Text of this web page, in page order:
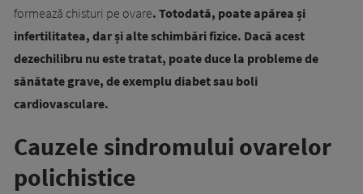
formează chisturi pe ovare. Totodată, poate apărea și
infertilitatea, dar și alte schimbări fizice. Dacă acest
dezechilibru nu este tratat, poate duce la probleme de
sănătate grave, de exemplu diabet sau boli
cardiovasculare.
Cauzele sindromului ovarelor
polichistice